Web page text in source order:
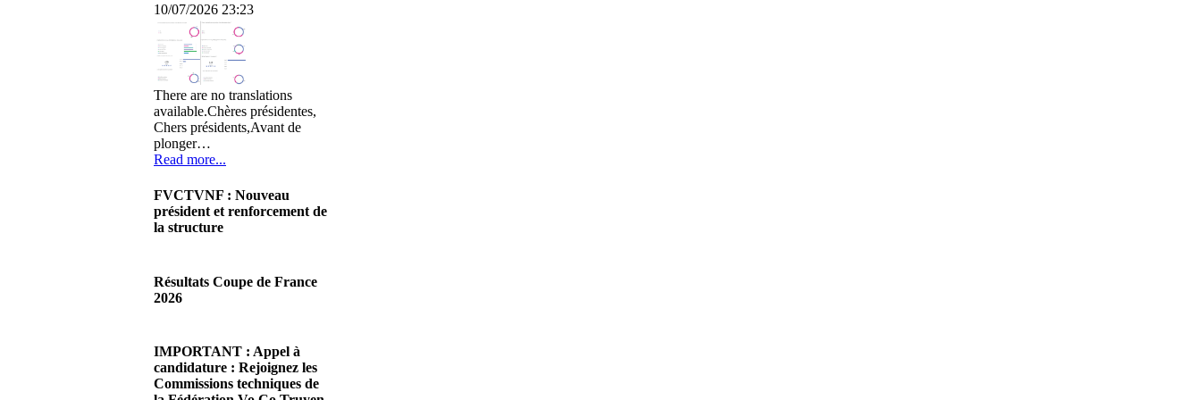
10/07/2026 23:23
There are no translations
available.Chères présidentes,
Chers présidents,Avant de
plonger…
Read more...
FVCTVNF : Nouveau
président et renforcement de
la structure
There are no translations
available.Chères Présidentes,
Read more...
Résultats Coupe de France
2026
There are no translations
available.Cliquez sur ce lien
pour accéder aux résultats
Read more...
IMPORTANT : Appel à
candidature : Rejoignez les
Commissions techniques de